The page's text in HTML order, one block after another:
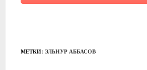
МЕТКИ:ЭЛЬНУР АББАСОВ